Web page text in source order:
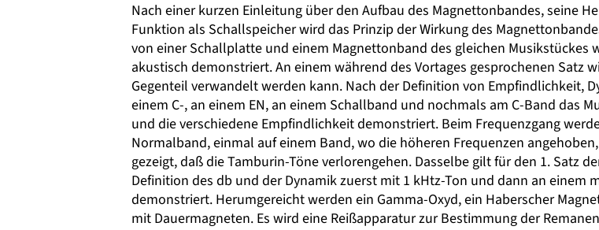
Nach einer kurzen Einleitung über den Aufbau des Magnettonbandes, seine
Funktion als Schallspeicher wird das Prinzip der Wirkung des
von einer Schallplatte und einem Magnettonband des gleichen Musikstückes
akustisch demonstriert. An einem während des Vortages gesprochenen Satz
Gegenteil verwandelt werden kann. Nach der Definition von Empfindlichkeit,
einem C-, an einem EN, an einem Schallband und nochmals am C-Band das
und die verschiedene Empfindlichkeit demonstriert. Beim Frequenzgang
Normalband, einmal auf einem Band, wo die höheren Frequenzen
gezeigt, daß die Tamburin-Töne verlorengehen. Dasselbe gilt für den 1. Satz
Definition des db und der Dynamik zuerst mit 1 kHtz-Ton und dann an einem
demonstriert. Herumgereicht werden ein Gamma-Oxyd, ein Haberscher
mit Dauermagneten. Es wird eine Reißapparatur zur Bestimmung der